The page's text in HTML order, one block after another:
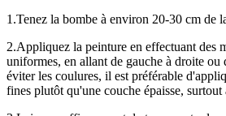
1.Tenez la bombe à environ 20-30 cm de
2.Appliquez la peinture en effectuant des
uniformes, en allant de gauche à droite ou
éviter les coulures, il est préférable
fines plutôt qu'une couche épaisse,